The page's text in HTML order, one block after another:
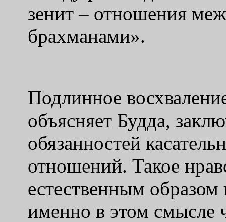
зенит – отношения
брахманами».
Подлинное
объясняет Будда,
обязанностей
отношений. Такое
естественным
именно в этом смысле